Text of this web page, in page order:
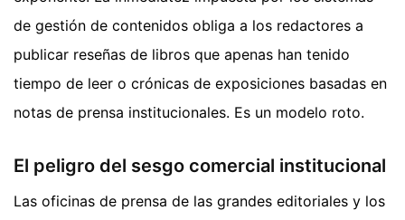
de gestión de contenidos obliga a los redactores a
publicar reseñas de libros que apenas han tenido
tiempo de leer o crónicas de exposiciones basadas en
notas de prensa institucionales. Es un modelo roto.
El peligro del sesgo comercial institucional
Las oficinas de prensa de las grandes editoriales y los